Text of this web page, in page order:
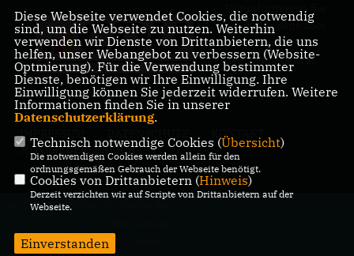
Wir informieren Sie
auf dieser Seite über
unsere Arbeit im
Leipziger Stadtrat.
IMPRESSUM
KONTAKT
MITGLIEDERBEREICH
@2026 CDU-Fraktion im Stadtrat der
Alle Rechte vorbehalten.
Diese Webseite verwendet Cookies, die notwendig
sind, um die Webseite zu nutzen. Weiterhin
verwenden wir Dienste von Drittanbietern, die uns
helfen, unser Webangebot zu verbessern (Website-
Optmierung). Für die Verwendung bestimmter
Dienste, benötigen wir Ihre Einwilligung. Ihre
Einwilligung können Sie jederzeit widerrufen. Weitere
Informationen finden Sie in unserer
Datenschutzerklärung.
Technisch notwendige Cookies (Übersicht)
Die notwendigen Cookies werden allein für den
ordnungsgemäßen Gebrauch der Webseite benötigt.
Cookies von Drittanbietern (Hinweis)
Derzeit verzichten wir auf Scripte von Drittanbietern auf der
Webseite.
Einverstanden